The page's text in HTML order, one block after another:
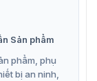
vì vậy mà
ninh đánh
kiểm
thẻ công nghệ
Sản phẩm
phẩm, phụ
bị an ninh,